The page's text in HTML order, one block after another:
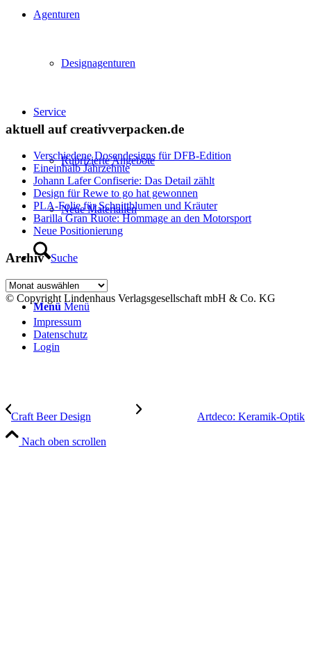
Agenturen
Designagenturen
Service
Rubrizierte Angebote
Neue Materialien
Suche
Menü Menü
aktuell auf creativverpacken.de
Verschiedene Dosendesigns für DFB-Edition
Eineinhalb Jahrzehnte
Johann Lafer Confiserie: Das Detail zählt
Design für Rewe to go hat gewonnen
PLA-Folie für Schnittblumen und Kräuter
Barilla Gran Ruote: Hommage an den Motorsport
Neue Positionierung
Archiv
Archiv
© Copyright Lindenhaus Verlagsgesellschaft mbH & Co. KG
Impressum
Datenschutz
Login
Craft Beer Design Artdeco: Keramik-Optik
Nach oben scrollen